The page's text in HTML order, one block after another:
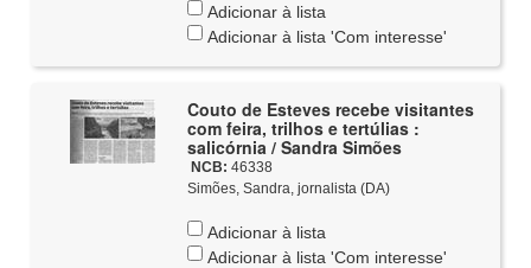
Adicionar à lista
Adicionar à lista 'Com interesse'
Couto de Esteves recebe visitantes
com feira, trilhos e tertúlias :
salicórnia / Sandra Simões
NCB: 46338
Simões, Sandra, jornalista (DA)
Adicionar à lista
Adicionar à lista 'Com interesse'